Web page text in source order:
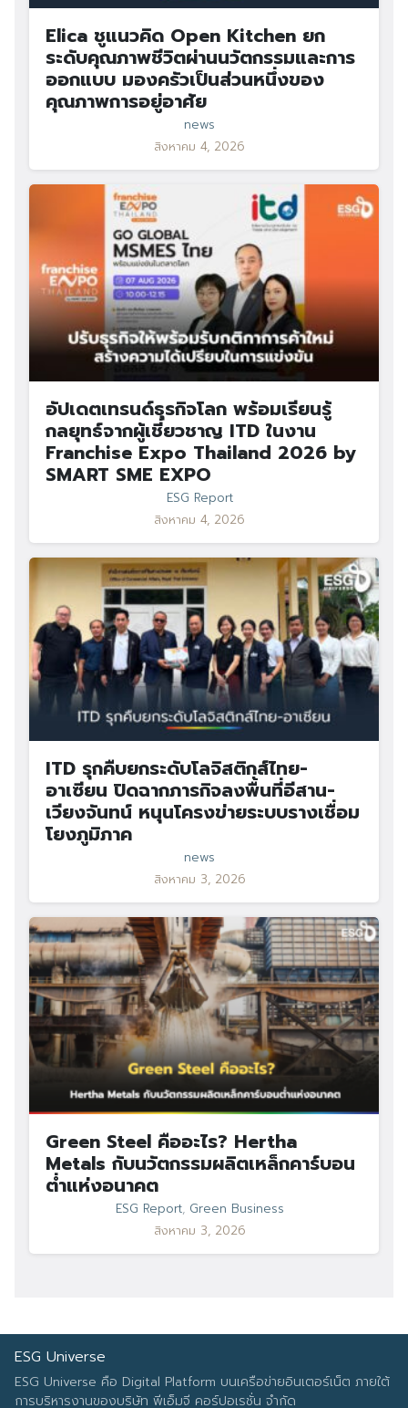
Elica ชูแนวคิด Open Kitchen ยก
ระดับคุณภาพชีวิตผ่านนวัตกรรมและการ
ออกแบบ มองครัวเป็นส่วนหนึ่งของ
คุณภาพการอยู่อาศัย
news
สิงหาคม 4, 2026
อัปเดตเทรนด์ธุรกิจโลก พร้อมเรียนรู้
กลยุทธ์จากผู้เชี่ยวชาญ ITD ในงาน
Franchise Expo Thailand 2026 by
SMART SME EXPO
ESG Report
สิงหาคม 4, 2026
ITD รุกคืบยกระดับโลจิสติกส์ไทย-
อาเซียน ปิดฉากภารกิจลงพื้นที่อีสาน-
เวียงจันทน์ หนุนโครงข่ายระบบรางเชื่อม
โยงภูมิภาค
news
สิงหาคม 3, 2026
Green Steel คืออะไร? Hertha
Metals กับนวัตกรรมผลิตเหล็กคาร์บอน
ต่ำแห่งอนาคต
ESG Report, Green Business
สิงหาคม 3, 2026
ESG Universe
ESG Universe คือ Digital Platform บนเครือข่ายอินเตอร์เน็ต ภายใต้
การบริหารงานของบริษัท พีเอ็มจี คอร์ปอเรชั่น จำกัด